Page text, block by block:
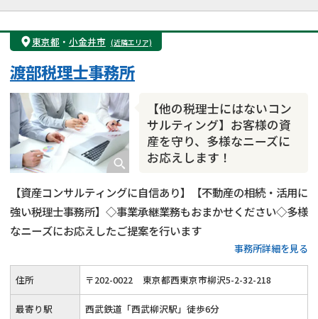
遺言書作成・遺言執行
相続放棄
相続登記
遺産分割
遺留分侵害額請求
相続税申告
相続手続き
銀行手続き
成年後見・任意後見
相続人調査
相続トラブル
東京都 ・ 小金井市 (近隣エリア)
【他の税理士にはないコン
サルティング】お客様の資
産を守り、多様なニーズに
お応えします！
渡部税理士事務所
【資産コンサルティングに自信あり】【不動産の相続・活用に
強い税理士事務所】◇事業承継業務もおまかせください◇多様
なニーズにお応えしたご提案を行います
事務所詳細を見る
住所 〒202-0022 東京都西東京市柳沢5-2-32-218
最寄り駅 西武鉄道「西武柳沢駅」徒歩6分